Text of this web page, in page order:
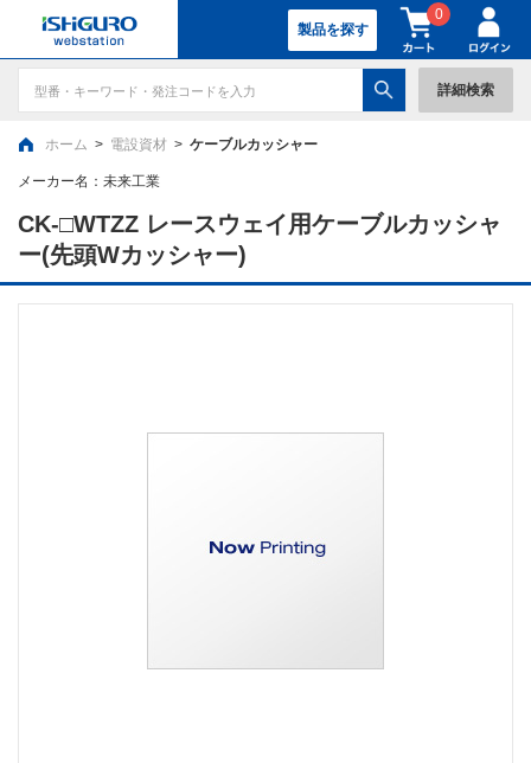
製品を探す
0
詳細検索
ホーム > 電設資材 > ケーブルカッシャー
メーカー名： 未来工業
CK-□WTZZ レースウェイ用ケーブルカッシャ
ー(先頭Wカッシャー)